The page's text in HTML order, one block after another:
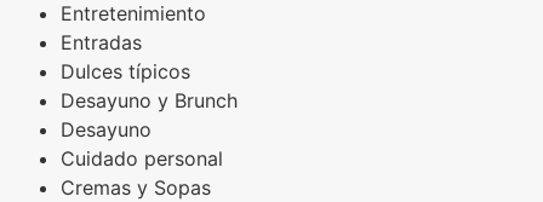
Entretenimiento
Entradas
Dulces típicos
Desayuno y Brunch
Desayuno
Cuidado personal
Cremas y Sopas